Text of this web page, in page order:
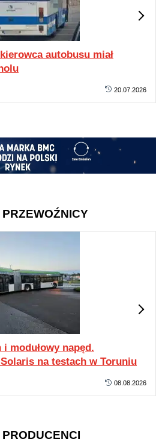
autobusu miał
20.07.2026
modułowy napęd.
na testach w Toruniu
08.08.2026